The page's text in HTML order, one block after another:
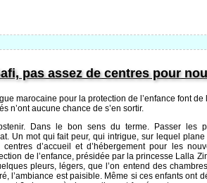
pas assez de centres pour
marocaine pour la protection de l’enfance font de
n’ont aucune chance de s’en sortir.
Dans le bon sens du terme. Passer les
Un mot qui fait peur, qui intrigue, sur lequel
d’accueil et d’hébergement pour les
de l’enfance, présidée par la princesse Lalla
pleurs, légers, que l’on entend des
l’ambiance est paisible. Même si ces enfants ont